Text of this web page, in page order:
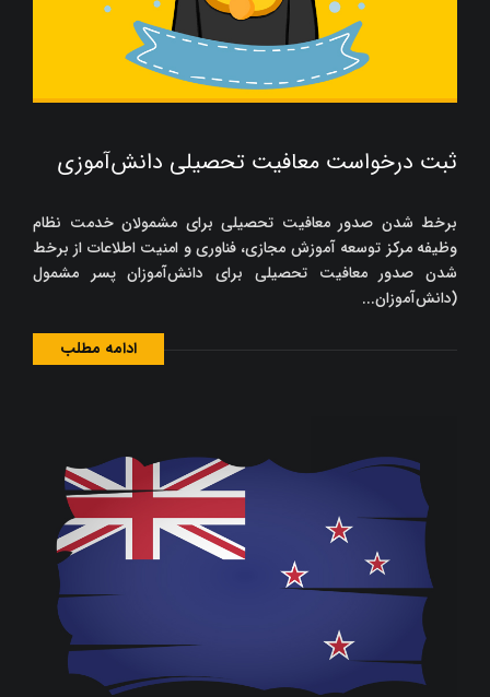
ثبت درخواست معافیت تحصیلی دانش‌آموزی
برخط شدن صدور معافیت تحصیلی برای مشمولان خدمت نظام
وظیفه مرکز توسعه آموزش مجازی، فناوری و امنیت اطلاعات از برخط
شدن صدور معافیت تحصیلی برای دانش‌آموزان پسر مشمول
(دانش‌آموزان...
ادامه مطلب